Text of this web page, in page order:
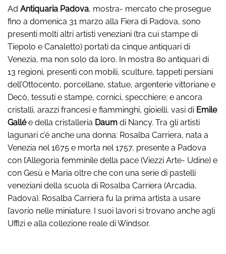
Ad Antiquaria Padova, mostra- mercato che prosegue
fino a domenica 31 marzo alla Fiera di Padova, sono
presenti molti altri artisti veneziani (tra cui stampe di
Tiepolo e Canaletto) portati da cinque antiquari di
Venezia, ma non solo da loro. In mostra 80 antiquari di
13 regioni, presenti con mobili, sculture, tappeti persiani
dell’Ottocento, porcellane, statue, argenterie vittoriane e
Decò, tessuti e stampe, cornici, specchiere; e ancora
cristalli, arazzi francesi e fiamminghi, gioielli, vasi di Emile
Gallée della cristalleria Daum di Nancy. Tra gli artisti
lagunari c’è anche una donna: Rosalba Carriera, nata a
Venezia nel 1675 e morta nel 1757, presente a Padova
con l’Allegoria femminile della pace (Viezzi Arte- Udine) e
con Gesù e Maria oltre che con una serie di pastelli
veneziani della scuola di Rosalba Carriera (Arcadia,
Padova). Rosalba Carriera fu la prima artista a usare
l’avorio nelle miniature. I suoi lavori si trovano anche agli
Uffizi e alla collezione reale di Windsor.